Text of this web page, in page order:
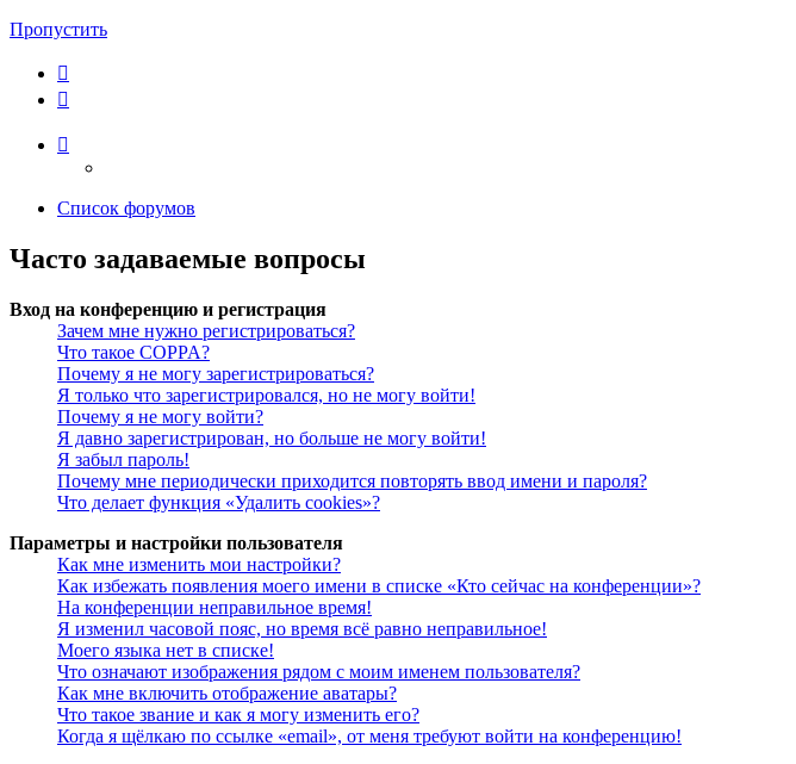
Пропустить
Список форумов
Часто задаваемые вопросы
Вход на конференцию и регистрация
Зачем мне нужно регистрироваться?
Что такое COPPA?
Почему я не могу зарегистрироваться?
Я только что зарегистрировался, но не могу войти!
Почему я не могу войти?
Я давно зарегистрирован, но больше не могу войти!
Я забыл пароль!
Почему мне периодически приходится повторять ввод имени и пароля?
Что делает функция «Удалить cookies»?
Параметры и настройки пользователя
Как мне изменить мои настройки?
Как избежать появления моего имени в списке «Кто сейчас на конференции»?
На конференции неправильное время!
Я изменил часовой пояс, но время всё равно неправильное!
Моего языка нет в списке!
Что означают изображения рядом с моим именем пользователя?
Как мне включить отображение аватары?
Что такое звание и как я могу изменить его?
Когда я щёлкаю по ссылке «email», от меня требуют войти на конференцию!